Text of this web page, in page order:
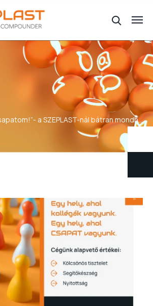
a SZEPLAST-nál bátran mondhatod.